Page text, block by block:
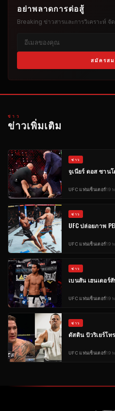
อย่าพลาดการต่อสู้
Breaking ข่าวสารและการวิเคราะห์ จั
สมัครส
ข่าว
ข่าวเพิ่มเติม
ข่าว
จูเนียร์ ดอส ซาน
UFCแฟนเซ็นเตอร์19
ข่าว
UFCปล่อยภาพ
UFCแฟนเซ็นเตอร์19
ข่าว
เบนสัน เฮนเดอร์
UFCแฟนเซ็นเตอร์19
ข่าว
ดัสติน ปัวริเยร์โท
UFCแฟนเซ็นเตอร์19